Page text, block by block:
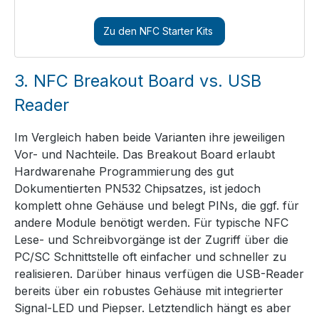
Zu den NFC Starter Kits
3. NFC Breakout Board vs. USB
Reader
Im Vergleich haben beide Varianten ihre jeweiligen
Vor- und Nachteile. Das Breakout Board erlaubt
Hardwarenahe Programmierung des gut
Dokumentierten PN532 Chipsatzes, ist jedoch
komplett ohne Gehäuse und belegt PINs, die ggf. für
andere Module benötigt werden. Für typische NFC
Lese- und Schreibvorgänge ist der Zugriff über die
PC/SC Schnittstelle oft einfacher und schneller zu
realisieren. Darüber hinaus verfügen die USB-Reader
bereits über ein robustes Gehäuse mit integrierter
Signal-LED und Piepser. Letztendlich hängt es aber